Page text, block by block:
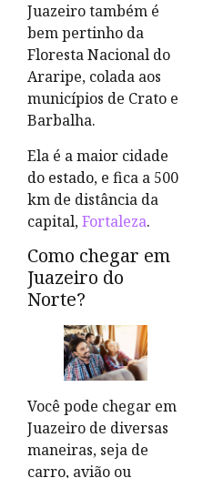
Juazeiro também é
bem pertinho da
Floresta Nacional do
Araripe, colada aos
municípios de Crato e
Barbalha.
Ela é a maior cidade
do estado, e fica a 500
km de distância da
capital,Fortaleza.
Como chegar em
Juazeiro do
Norte?
Você pode chegar em
Juazeiro de diversas
maneiras, seja de
carro, avião ou